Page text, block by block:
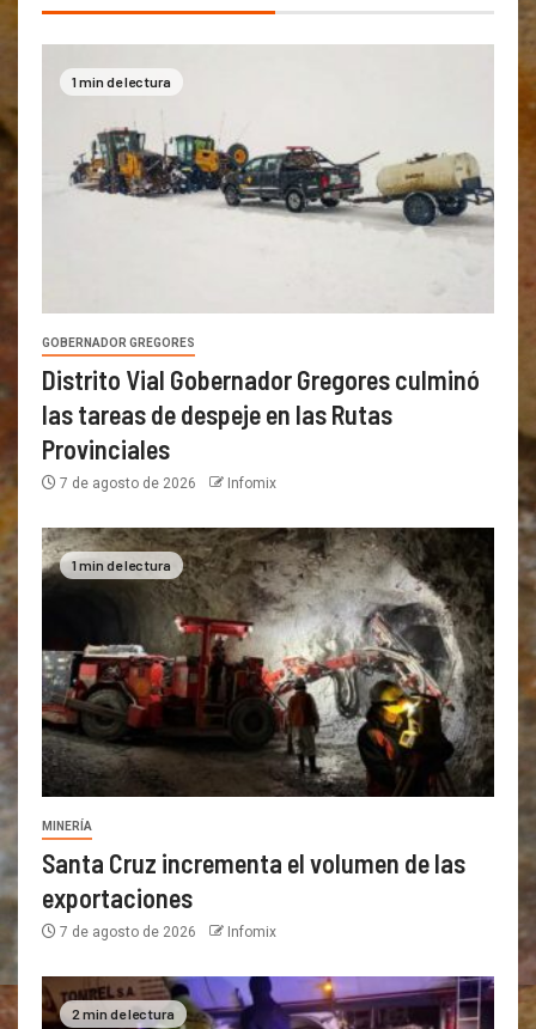
1 min de lectura
GOBERNADOR GREGORES
Distrito Vial Gobernador Gregores culminó
las tareas de despeje en las Rutas
Provinciales
7 de agosto de 2026 Infomix
1 min de lectura
MINERÍA
Santa Cruz incrementa el volumen de las
exportaciones
7 de agosto de 2026 Infomix
2 min de lectura